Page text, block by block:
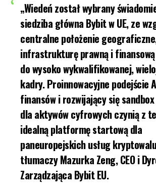
„Wiedeń został wybrany
siedziba główna Bybit w UE, ze
centralne położenie
infrastrukturę prawną i
do wysoko wykwalifikowanej,
kadry. Proinnowacyjne podejście
finansów i rozwijający się
dla aktywów cyfrowych czynią z
idealną platformę startową dla
paneuropejskich usług
tłumaczyMazurka Zeng, CEO i
Zarządzająca Bybit EU.